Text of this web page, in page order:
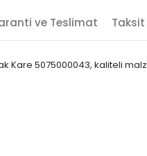
ve Teslimat Taksit
Kare 5075000043, kaliteli